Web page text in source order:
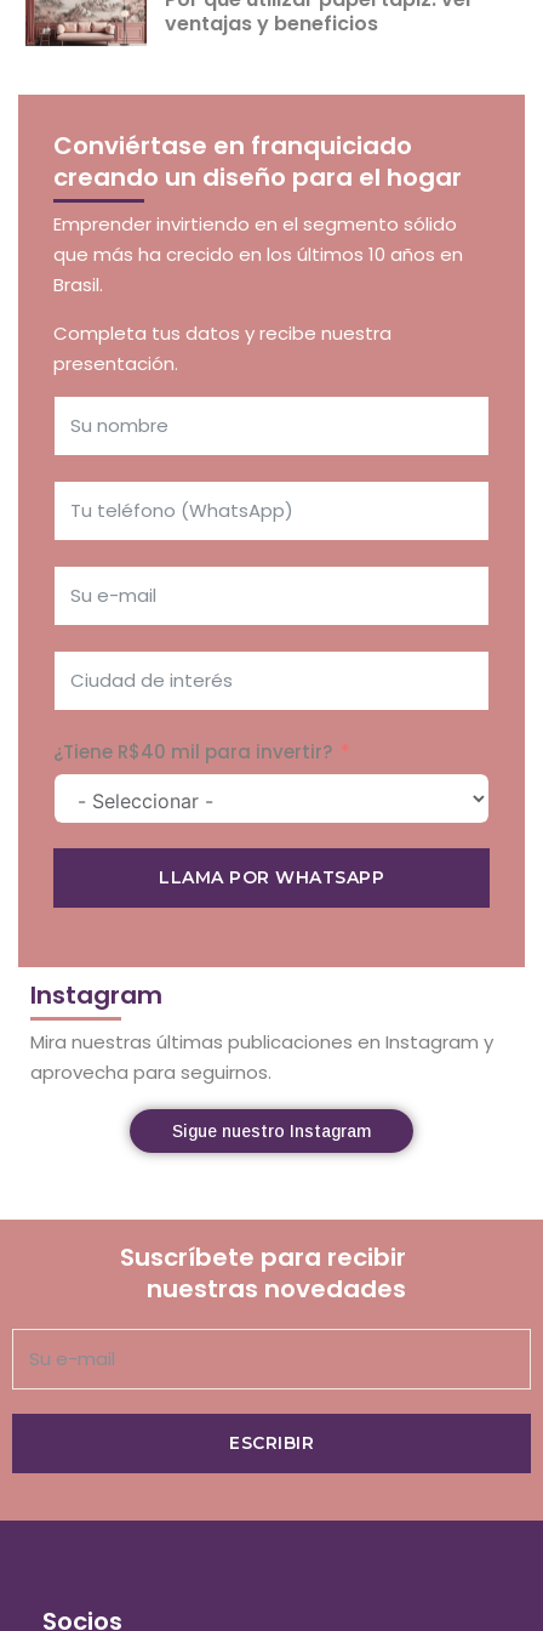
Conviértase en franquiciado
creando un diseño para el hogar
Emprender invirtiendo en el segmento sólido
que más ha crecido en los últimos 10 años en
Brasil.
Completa tus datos y recibe nuestra
presentación.
¿Tiene R$40 mil para invertir?
LLAMA POR WHATSAPP
Instagram
Mira nuestras últimas publicaciones en Instagram y
aprovecha para seguirnos.
Sigue nuestro Instagram
ventajas y beneficios
Suscríbete para recibir
nuestras novedades
ESCRIBIR
Socios